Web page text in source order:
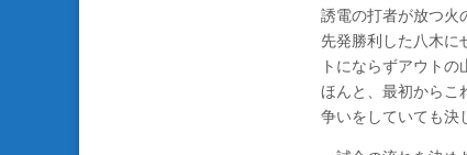
誘電の打者が放つ火
先発勝利した八木に
トにならずアウトの
ほんと、最初からこ
争いをしていても決